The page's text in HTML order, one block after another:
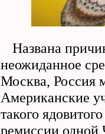
Названа
неожиданное
Москва, Россия
Американские
такого
ремиссии одной